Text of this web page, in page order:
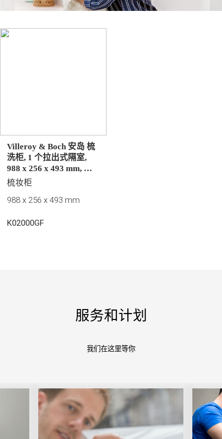
Villeroy & Boch 安岛 梳
洗柜, 1 个拉出式隔室,
988 x 256 x 493 mm, 正
面，无质地的纹理, 白色
梳妆柜
988 x 256 x 493 mm
K02000GF
服务和计划
我们在这里等你